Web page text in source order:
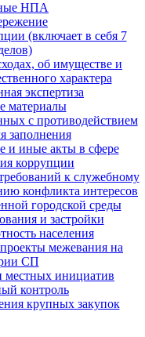
НПА
(включает в себя 7
об имуществе и
характера
экспертиза
материалы
с противодействием
заполнения
и иные акты в сфере
коррупции
к служебному
конфликта интересов
городской среды
и застройки
населения
межевания на
СП
местных инициатив
контроль
крупных закупок